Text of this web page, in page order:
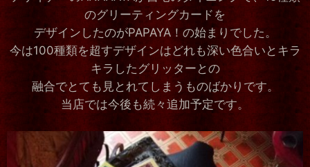
のグリーティングカードを
デザインしたのがPAPAYA！の始まりでした。
今は100種類を超すデザインはどれも深い色合いとキラ
キラしたグリッターとの
融合でとても見とれてしまうものばかりです。
当店では今後も続々追加予定です。